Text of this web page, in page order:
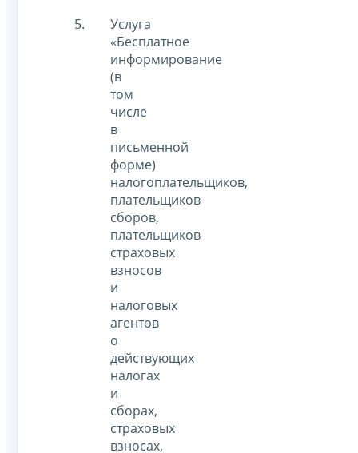
Услуга
«Бесплатное
информирование
(в
том
числе
в
письменной
форме)
налогоплательщиков,
плательщиков
сборов,
плательщиков
страховых
взносов
и
налоговых
агентов
о
действующих
налогах
и
сборах,
страховых
взносах,